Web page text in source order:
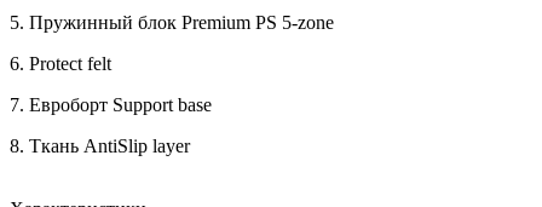
5. Пружинный блок Premium PS 5-zone
6. Protect felt
7. Евроборт Support base
8. Ткань AntiSlip layer